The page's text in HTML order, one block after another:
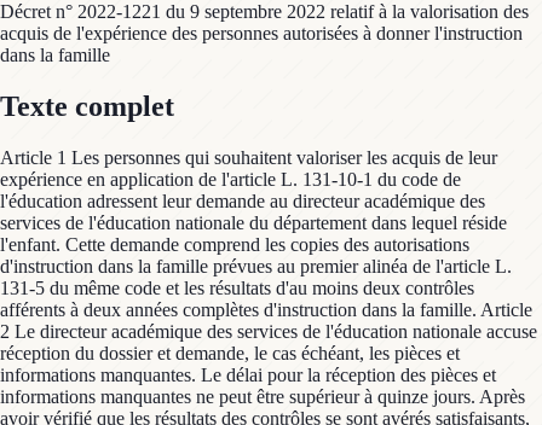
Décret n° 2022-1221 du 9 septembre 2022 relatif à la valorisation des
acquis de l'expérience des personnes autorisées à donner l'instruction
dans la famille
Texte complet
Article 1 Les personnes qui souhaitent valoriser les acquis de leur
expérience en application de l'article L. 131-10-1 du code de
l'éducation adressent leur demande au directeur académique des
services de l'éducation nationale du département dans lequel réside
l'enfant. Cette demande comprend les copies des autorisations
d'instruction dans la famille prévues au premier alinéa de l'article L.
131-5 du même code et les résultats d'au moins deux contrôles
afférents à deux années complètes d'instruction dans la famille. Article
2 Le directeur académique des services de l'éducation nationale accuse
réception du dossier et demande, le cas échéant, les pièces et
informations manquantes. Le délai pour la réception des pièces et
informations manquantes ne peut être supérieur à quinze jours. Après
avoir vérifié que les résultats des contrôles se sont avérés satisfaisants,